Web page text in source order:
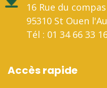
16 Rue du compas
95310 St Ouen
Tél : 01 34 66 33
Accès rapide